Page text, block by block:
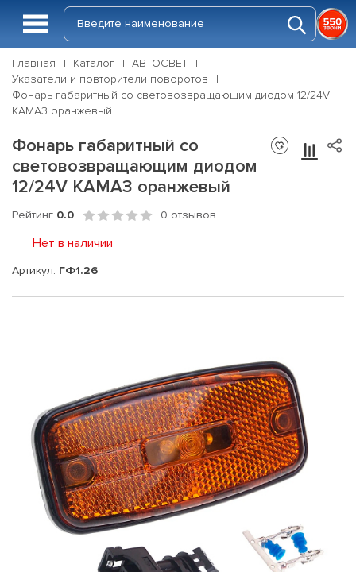
Главная Каталог
АВТОСВЕТ
Указатели и повторители поворотов
Фонарь габаритный со световозвращающим диодом 12/24V
КАМАЗ оранжевый
Фонарь габаритный со
световозвращающим диодом
12/24V КАМАЗ оранжевый
Рейтинг 0.0 0 отзывов
Нет в наличии
Артикул: ГФ1.26